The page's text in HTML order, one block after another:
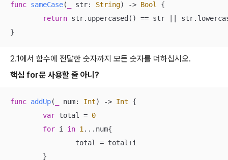
func sameCase( str: String) -> Bool
{
return str.uppercased() == str
}
2.1에서 함수에 전달한 숫자까지 모든 숫자를 더하십시오.
핵심 for문 사용할 줄 아니?
func addUp( num: Int) -> Int {
var total = 0
for i in 1 ... num{
		total
= total+i